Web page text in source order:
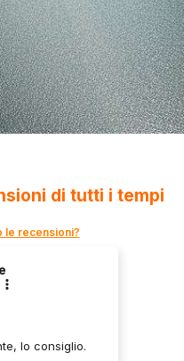
di tutti i tempi
le recensioni?
lo consiglio.